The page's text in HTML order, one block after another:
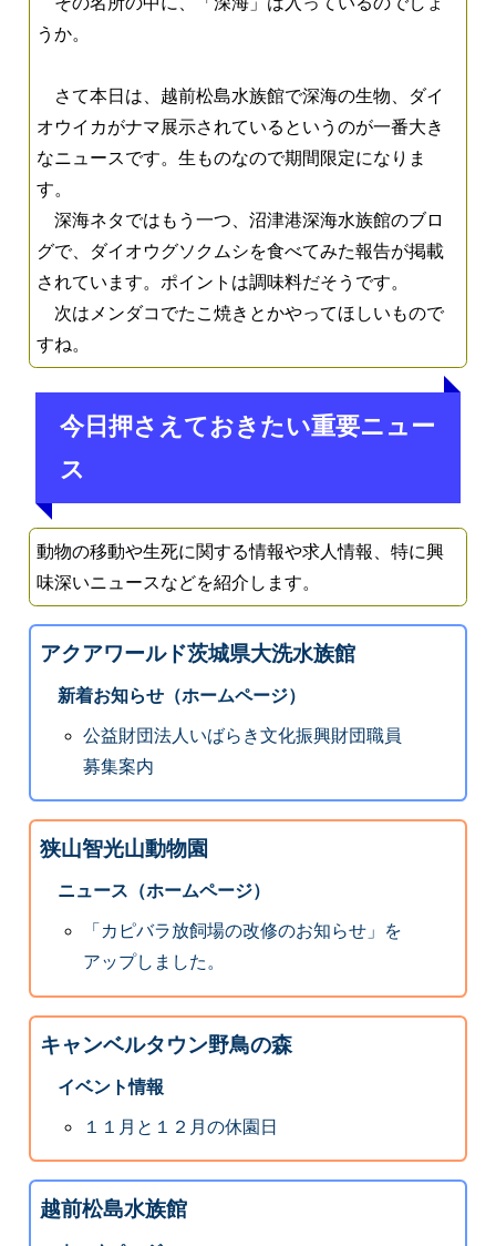
うか。
さて本日は、越前松島水族館で深海の生物、ダイ
オウイカがナマ展示されているというのが一番大き
なニュースです。生ものなので期間限定になりま
す。
深海ネタではもう一つ、沼津港深海水族館のブロ
グで、ダイオウグソクムシを食べてみた報告が掲載
されています。ポイントは調味料だそうです。
次はメンダコでたこ焼きとかやってほしいもので
すね。
今日押さえておきたい重要ニュー
ス
動物の移動や生死に関する情報や求人情報、特に興
味深いニュースなどを紹介します。
アクアワールド茨城県大洗水族館
新着お知らせ（ホームページ）
公益財団法人いばらき文化振興財団職員
募集案内
狭山智光山動物園
ニュース（ホームページ）
「カピバラ放飼場の改修のお知らせ」を
アップしました。
キャンベルタウン野鳥の森
イベント情報
１１月と１２月の休園日
越前松島水族館